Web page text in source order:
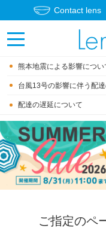
Contact lens
熊本地震による影響につい
台風13号の影響に伴う配
配達の遅延について
ご指定のペ